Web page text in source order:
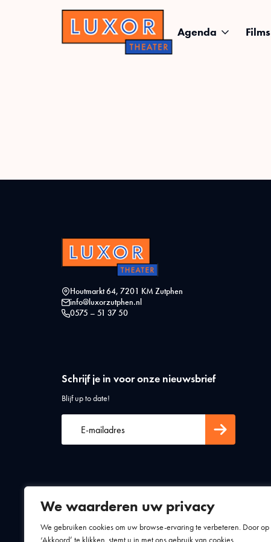
We waarderen uw privacy
We gebruiken cookies om uw browse-ervaring te verbeteren. Door op
‘Akkoord’ te klikken, stemt u in met ons gebruik van cookies.
Agenda Films
Houtmarkt 64, 7201 KM Zutphen
info@luxorzutphen.nl
0575 – 51 37 50
Schrijf je in voor onze nieuwsbrief
Blijf up to date!
Algemene voorwaardenPrivacy statement